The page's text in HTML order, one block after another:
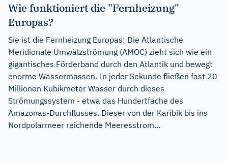
Wie funktioniert die "Fernheizung"
Europas?
Sie ist die Fernheizung Europas: Die Atlantische
Meridionale Umwälzströmung (AMOC) zieht sich wie ein
gigantisches Förderband durch den Atlantik und bewegt
enorme Wassermassen. In jeder Sekunde fließen fast 20
Millionen Kubikmeter Wasser durch dieses
Strömungssystem - etwa das Hundertfache des
Amazonas-Durchflusses. Dieser von der Karibik bis ins
Nordpolarmeer reichende Meeresstrom...